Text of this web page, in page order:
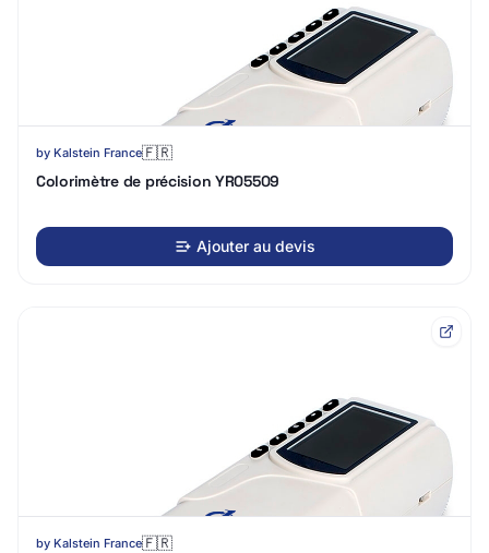
by Kalstein France🇫🇷
Colorimètre de précision YR05509
Ajouter au devis
by Kalstein France🇫🇷